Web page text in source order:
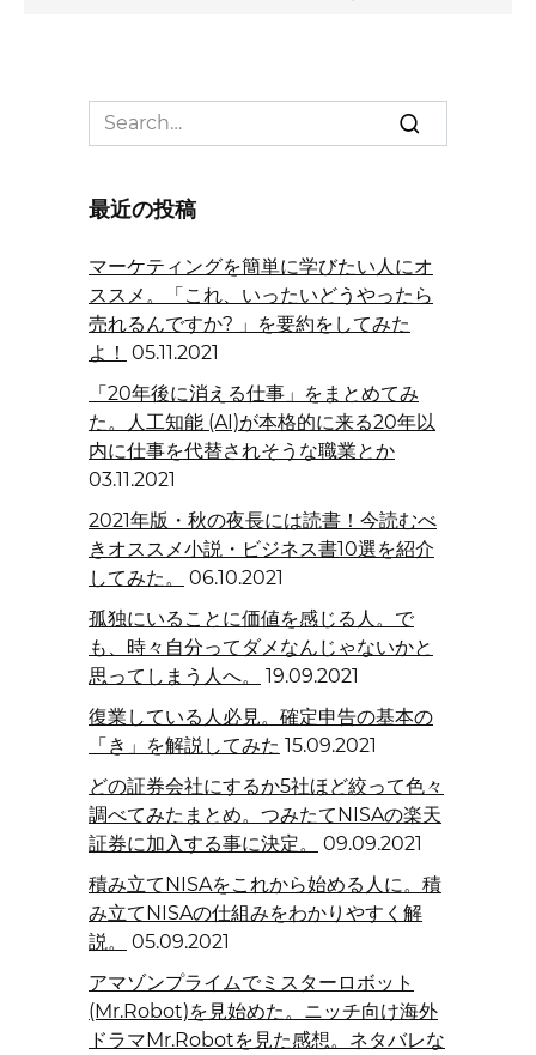
Search
for:
最近の投稿
マーケティングを簡単に学びたい人にオ
ススメ。「これ、いったいどうやったら
売れるんですか? 」を要約をしてみた
よ！ 05.11.2021
「20年後に消える仕事」をまとめてみ
た。人工知能 (AI)が本格的に来る20年以
内に仕事を代替されそうな職業とか
03.11.2021
2021年版・秋の夜長には読書！今読むべ
きオススメ小説・ビジネス書10選を紹介
してみた。
06.10.2021
孤独にいることに価値を感じる人。で
も、時々自分ってダメなんじゃないかと
思ってしまう人へ。
19.09.2021
復業している人必見。確定申告の基本の
「き」を解説してみた 15.09.2021
どの証券会社にするか5社ほど絞って色々
調べてみたまとめ。つみたてNISAの楽天
証券に加入する事に決定。
09.09.2021
積み立てNISAをこれから始める人に。積
み立てNISAの仕組みをわかりやすく解
説。
05.09.2021
アマゾンプライムでミスターロボット
(Mr.Robot)を見始めた。ニッチ向け海外
ドラマMr.Robotを見た感想。ネタバレな